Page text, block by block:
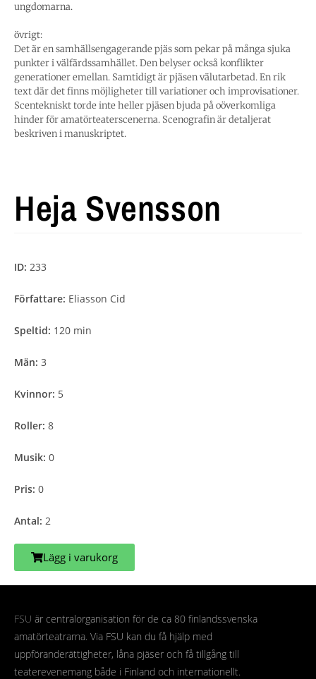
ungdomarna.
övrigt:
Det är en samhällsengagerande pjäs som pekar på många sjuka
punkter i välfärdssamhället. Den belyser också konflikter
generationer emellan. Samtidigt är pjäsen välutarbetad. En rik
text där det finns möjligheter till variationer och improvisationer.
Scentekniskt torde inte heller pjäsen bjuda på oöverkomliga
hinder för amatörteaterscenerna. Scenografin är detaljerat
beskriven i manuskriptet.
Heja Svensson
ID: 233
Författare: Eliasson Cid
Speltid: 120 min
Män: 3
Kvinnor: 5
Roller: 8
Musik: 0
Pris: 0
Antal: 2
Lägg i varukorg
FSU är centralorganisation för de ca 80 finlandssvenska
amatörteatrarna. Via FSU kan du få hjälp med
uppföranderättigheter, låna pjäser och få tillgång till
teaterevenemang både i Finland och internationellt.